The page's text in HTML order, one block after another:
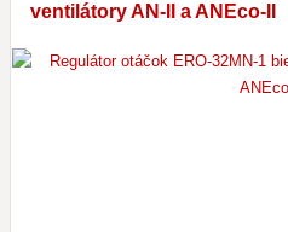
ventilátory AN-II a ANEco-II